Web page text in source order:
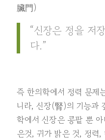
臟門)
“신장은 정을 저
다.”
즉 한의학에서 정력 문제
니라, 신장(腎)의 기능과
학에서 신장은 콩팥 뿐
은것, 귀가 밝은 것, 정력